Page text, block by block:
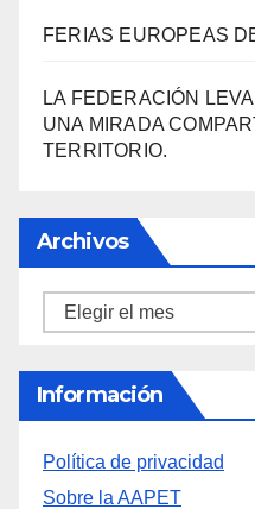
FERIAS EUROPEAS
LA FEDERACIÓN
UNA MIRADA
TERRITORIO.
Archivos
Archivos
Información
Política de privacidad
Sobre la AAPET